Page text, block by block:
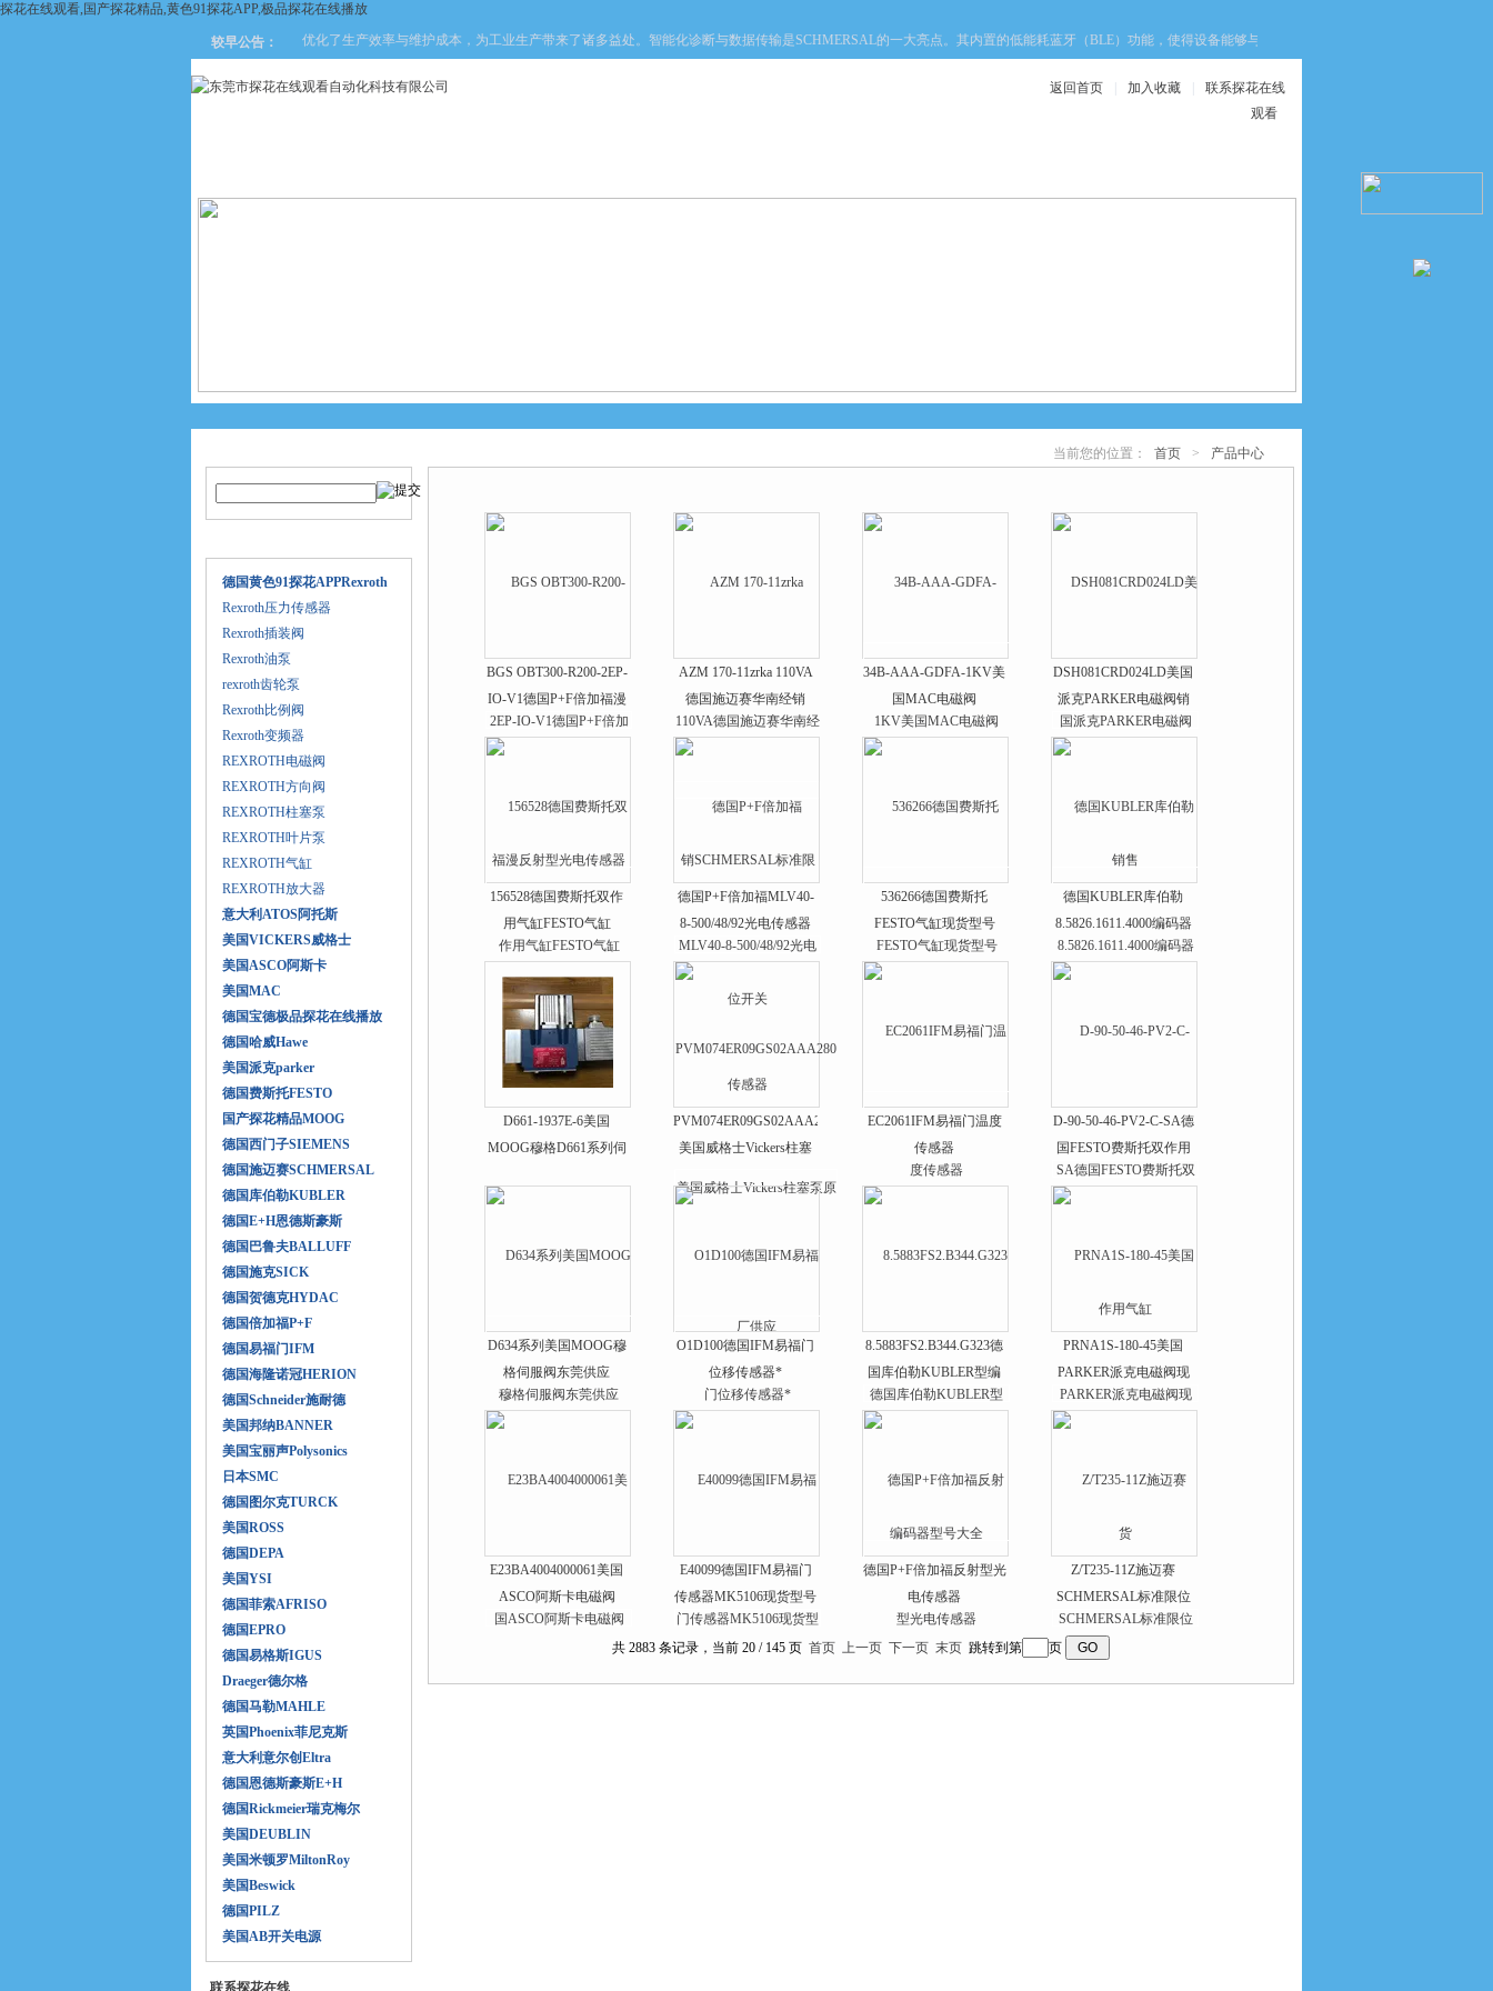
探花在线观看,国产探花精品,黄色91探花APP,极品探花在线播放
较早公告：
择。这些优势不仅提升了设备的安全性，还优化了生产效率与维护成本，为工业生产带来了诸多益处。智能化诊断与数据传输是SCHMERSAL的一大亮点。其内置的低能耗蓝牙（BLE）功能，使得设备能够与智能手机或平板电脑进行无线通信。通
返回首页 加入收藏
联系探花在线
观看
德国黄色91探花APPRexroth
Rexroth压力传感器
Rexroth插装阀
Rexroth油泵
rexroth齿轮泵
Rexroth比例阀
Rexroth变频器
REXROTH电磁阀
REXROTH方向阀
REXROTH柱塞泵
REXROTH叶片泵
REXROTH气缸
REXROTH放大器
意大利ATOS阿托斯
美国VICKERS威格士
美国ASCO阿斯卡
美国MAC
德国宝德极品探花在线播放
德国哈威Hawe
美国派克parker
德国费斯托FESTO
国产探花精品MOOG
德国西门子SIEMENS
德国施迈赛SCHMERSAL
德国库伯勒KUBLER
德国E+H恩德斯豪斯
德国巴鲁夫BALLUFF
德国施克SICK
德国贺德克HYDAC
德国倍加福P+F
德国易福门IFM
德国海隆诺冠HERION
德国Schneider施耐德
美国邦纳BANNER
美国宝丽声Polysonics
日本SMC
德国图尔克TURCK
美国ROSS
德国DEPA
美国YSI
德国菲索AFRISO
德国EPRO
德国易格斯IGUS
Draeger德尔格
德国马勒MAHLE
英国Phoenix菲尼克斯
意大利意尔创Eltra
德国恩德斯豪斯E+H
德国Rickmeier瑞克梅尔
美国DEUBLIN
美国米顿罗MiltonRoy
美国Beswick
德国PILZ
美国AB开关电源
联系探花在线
当前您的位置： 首页 > 产品中心
BGS OBT300-R200-2EP-
IO-V1德国P+F倍加福漫
反射型光电传感器
AZM 170-11zrka 110VA
德国施迈赛华南经销
SCHMERSAL标准限位
34B-AAA-GDFA-1KV美
国MAC电磁阀
DSH081CRD024LD美国
派克PARKER电磁阀销
售
156528德国费斯托双作
用气缸FESTO气缸
德国P+F倍加福MLV40-
8-500/48/92光电传感器
536266德国费斯托
FESTO气缸现货型号
德国KUBLER库伯勒
8.5826.1611.4000编码器
D661-1937E-6美国
MOOG穆格D661系列伺
PVM074ER09GS02AAA280
美国威格士Vickers柱塞
EC2061IFM易福门温度
传感器
D-90-50-46-PV2-C-SA德
国FESTO费斯托双作用
气缸
D634系列美国MOOG穆
格伺服阀东莞供应
O1D100德国IFM易福门
位移传感器*
8.5883FS2.B344.G323德
国库伯勒KUBLER型编
码器型号大全
PRNA1S-180-45美国
PARKER派克电磁阀现
货
E23BA4004000061美国
ASCO阿斯卡电磁阀
8320G013DC24V
E40099德国IFM易福门
传感器MK5106现货型号
德国P+F倍加福反射型光
电传感器
Z/T235-11Z施迈赛
SCHMERSAL标准限位
开关
共 2883 条记录，当前 20 / 145 页 首页 上一页 下一页 末页 跳转到第 页